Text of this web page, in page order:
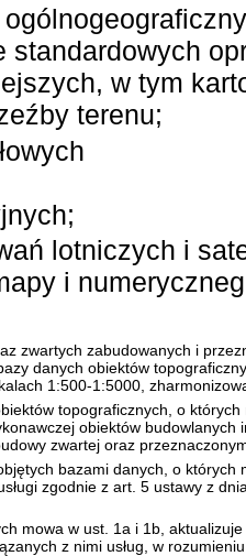
standardowych
w tym
terenu;
lotniczych i
i
zwartych zabudowanych i
danych obiektów
1:500-1:5000,
topograficznych, o
obiektów
zwartej oraz
bazami danych, o
zgodnie z art. 5 ustawy z
mowa w ust. 1a i 1b,
z nimi usług, w